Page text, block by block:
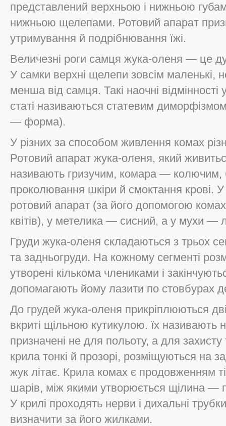
представлений верхньою і нижньою
нижньою щелепами. Ротовий апарат
утримування й подрібнювання їжі.
Величезні роги самця жука-оленя — це
У самки верхні щелепи зовсім маленькі,
менша від самця. Такі наочні відмінності
статі називаються статевим
— форма).
У різних за способом живлення комах
Ротовий апарат жука-оленя, який
називають гризучим, комара — колючим,
проколювання шкіри й смоктання крові.
ротовий апарат (за його допомогою
квітів), у метелика — сисний, а у мухи —
Груди жука-оленя складаються з трьох
та задньогруди. На кожному сегменті
утворені кількома члениками і
допомагають йому лазити по стовбурах
До грудей жука-оленя прикріплюються
вкриті щільною кутикулою. їх
призначені не для польоту, а для
крила тонкі й прозорі, розміщуються на
жук літає. Крила комах є продовженням
шарів, між якими утворюється щілина —
У крилі проходять нерви і дихальні
визначити за його жилками.